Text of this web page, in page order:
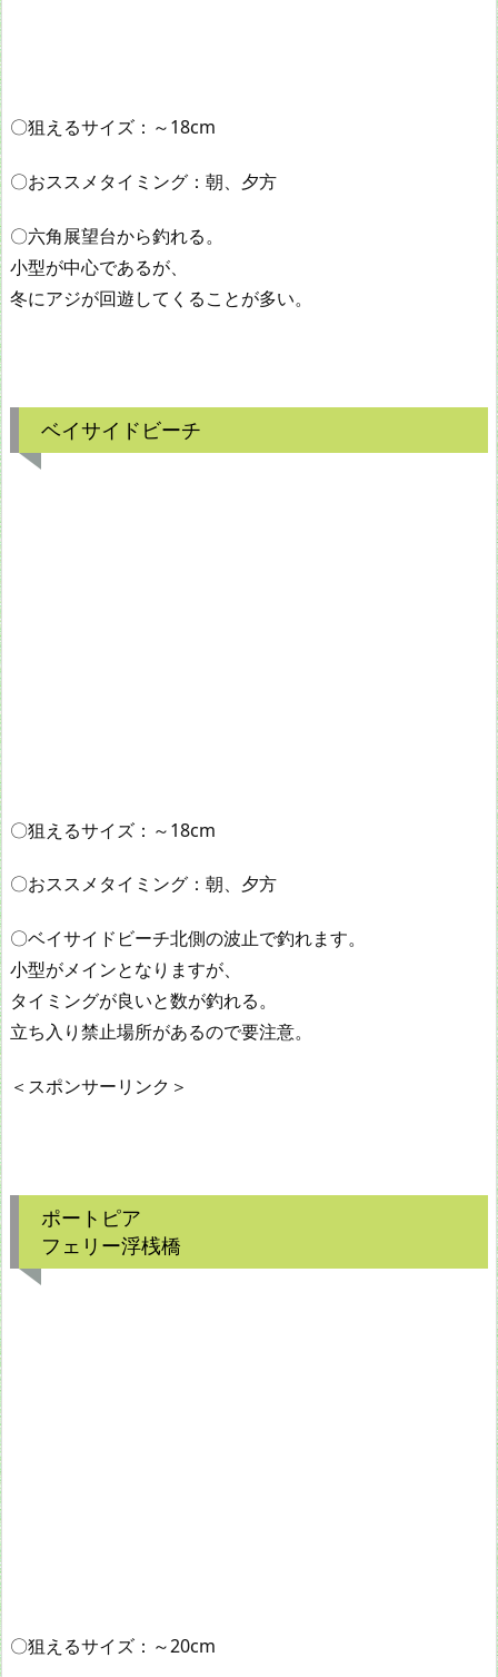
〇狙えるサイズ：～18cm
〇おススメタイミング：朝、夕方
〇六角展望台から釣れる。
小型が中心であるが、
冬にアジが回遊してくることが多い。
ベイサイドビーチ
〇狙えるサイズ：～18cm
〇おススメタイミング：朝、夕方
〇ベイサイドビーチ北側の波止で釣れます。
小型がメインとなりますが、
タイミングが良いと数が釣れる。
立ち入り禁止場所があるので要注意。
＜スポンサーリンク＞
ポートピア
フェリー浮桟橋
〇狙えるサイズ：～20cm